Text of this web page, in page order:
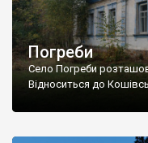
Погреби
Село Погреби
Відноситься до